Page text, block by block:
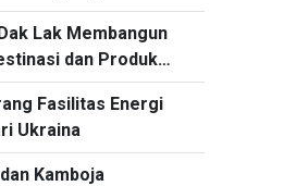
Lak Membangun
dan Produk
Fasilitas Energi
Ukraina
Kamboja